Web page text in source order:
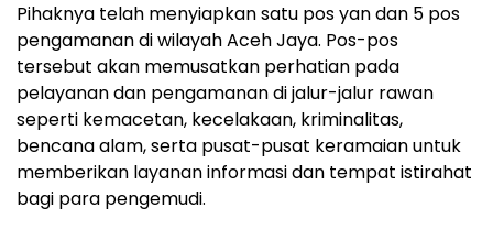
Pihaknya telah menyiapkan satu pos yan dan 5 pos
pengamanan di wilayah Aceh Jaya. Pos-pos
tersebut akan memusatkan perhatian pada
pelayanan dan pengamanan di jalur-jalur rawan
seperti kemacetan, kecelakaan, kriminalitas,
bencana alam, serta pusat-pusat keramaian untuk
memberikan layanan informasi dan tempat istirahat
bagi para pengemudi.